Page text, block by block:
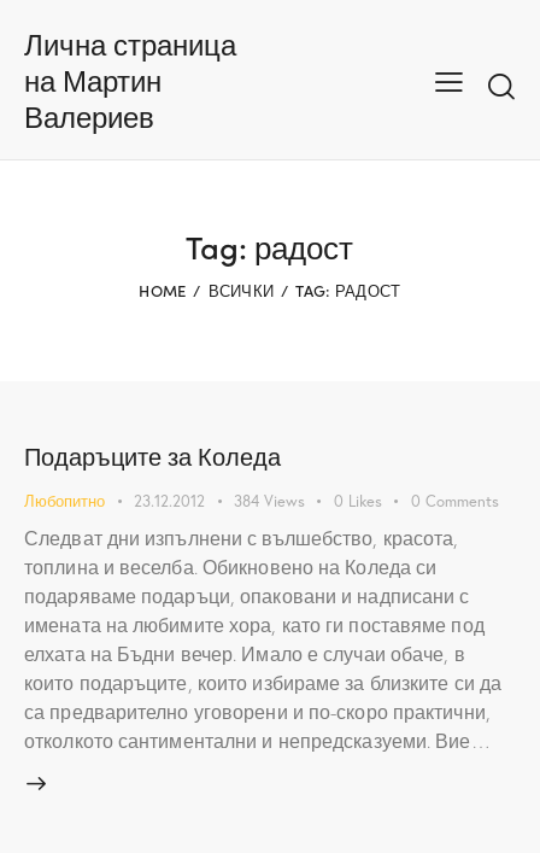
Лична страница
на Мартин
Валериев
Tag: радост
HOME ВСИЧКИ TAG: РАДОСТ
Подаръците за Коледа
Любопитно 23.12.2012 384 Views 0 Likes 0 Comments
Следват дни изпълнени с вълшебство, красота,
топлина и веселба. Обикновено на Коледа си
подаряваме подаръци, опаковани и надписани с
имената на любимите хора, като ги поставяме под
елхата на Бъдни вечер. Имало е случаи обаче, в
които подаръците, които избираме за близките си да
са предварително уговорени и по-скоро практични,
отколкото сантиментални и непредсказуеми. Вие…